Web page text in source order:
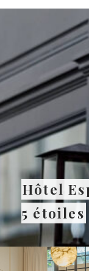
Hôtel
5 étoiles